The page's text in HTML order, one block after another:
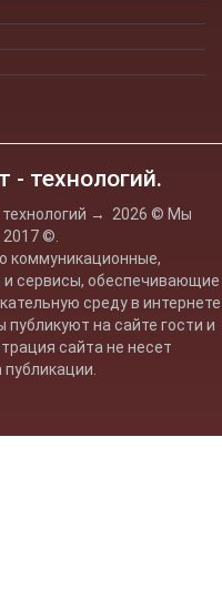
технологий.
→ 2026 © Мы
©.
коммуникационные,
сервисы, обеспечивающие
среду в интернете
на сайте гости и
сайта не несет